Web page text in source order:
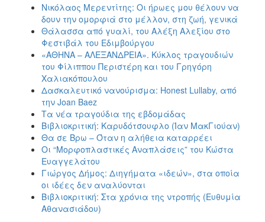
Νικόλαος Μερεντίτης: Οι ήρωες μου θέλουν να
δουν την ομορφιά στο μέλλον, στη ζωή, γενικά
Θάλασσα από γυαλί, του Αλέξη Αλεξίου στο
Φεστιβάλ του Εδιμβούργου
«ΑΘΗΝΑ – ΑΛΕΞΑΝΔΡΕΙΑ». Κύκλος τραγουδιών
του Φίλιππου Περιστέρη και του Γρηγόρη
Χαλιακόπουλου
Δασκαλευτικό νανούρισμα: Honest Lullaby, από
την Joan Baez
Τα νέα τραγούδια της εβδομάδας
Βιβλιοκριτική: Καρυδότσουφλο (Ίαν ΜακΓιούαν)
Θα σε Βρω – Όταν η αλήθεια καταρρέει
Οι “Μορφοπλαστικές Αναπλάσεις” του Κώστα
Ευαγγελάτου
Γιώργος Δήμος: Διηγήματα «ιδεών», στα οποία
οι ιδέες δεν αναλύονται
Βιβλιοκριτική: Στα χρόνια της ντροπής (Ευθυμία
Αθανασιάδου)